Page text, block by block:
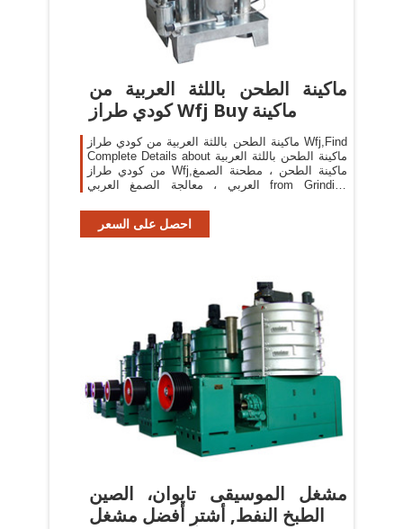
ماكينة الطحن باللثة العربية من
كودي طراز Wfj Buy ماكينة
ماكينة الطحن باللثة العربية من كودي طراز Wfj,Find
Complete Details about ماكينة الطحن باللثة العربية
من كودي طراز Wfj,ماكينة الطحن ، مطحنة الصمغ
العربي ، معالجة الصمغ العربي from Grinding
Kodi Machinery Co., Ltd.
احصل على السعر
مشغل الموسيقى تايوان، الصين
الطبخ النفط, أشترِ أفضل مشغل